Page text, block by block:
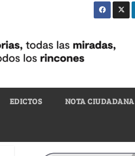
EDICTOS NOTA CIUDADANA